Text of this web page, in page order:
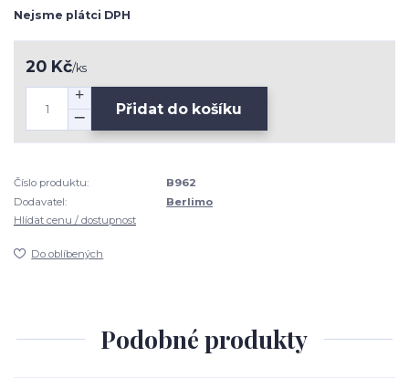
Nejsme plátci DPH
20 Kč/ks
Přidat do košíku
Číslo produktu:
B962
Dodavatel:
Berlimo
Hlídat cenu / dostupnost
Do oblíbených
Podobné produkty